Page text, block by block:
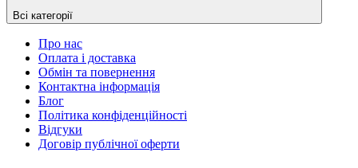
Всі категорії
Про нас
Оплата і доставка
Обмін та повернення
Контактна інформація
Блог
Політика конфіденційності
Відгуки
Договір публічної оферти